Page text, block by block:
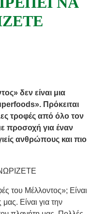
Νικολαΐδη
ΝΑ
δεν είναι μια
Πρόκειται
τροφές από όλο τον
προσοχή για έναν
ανθρώπους και πιο
του Μέλλοντος»; Είναι
Είναι για την